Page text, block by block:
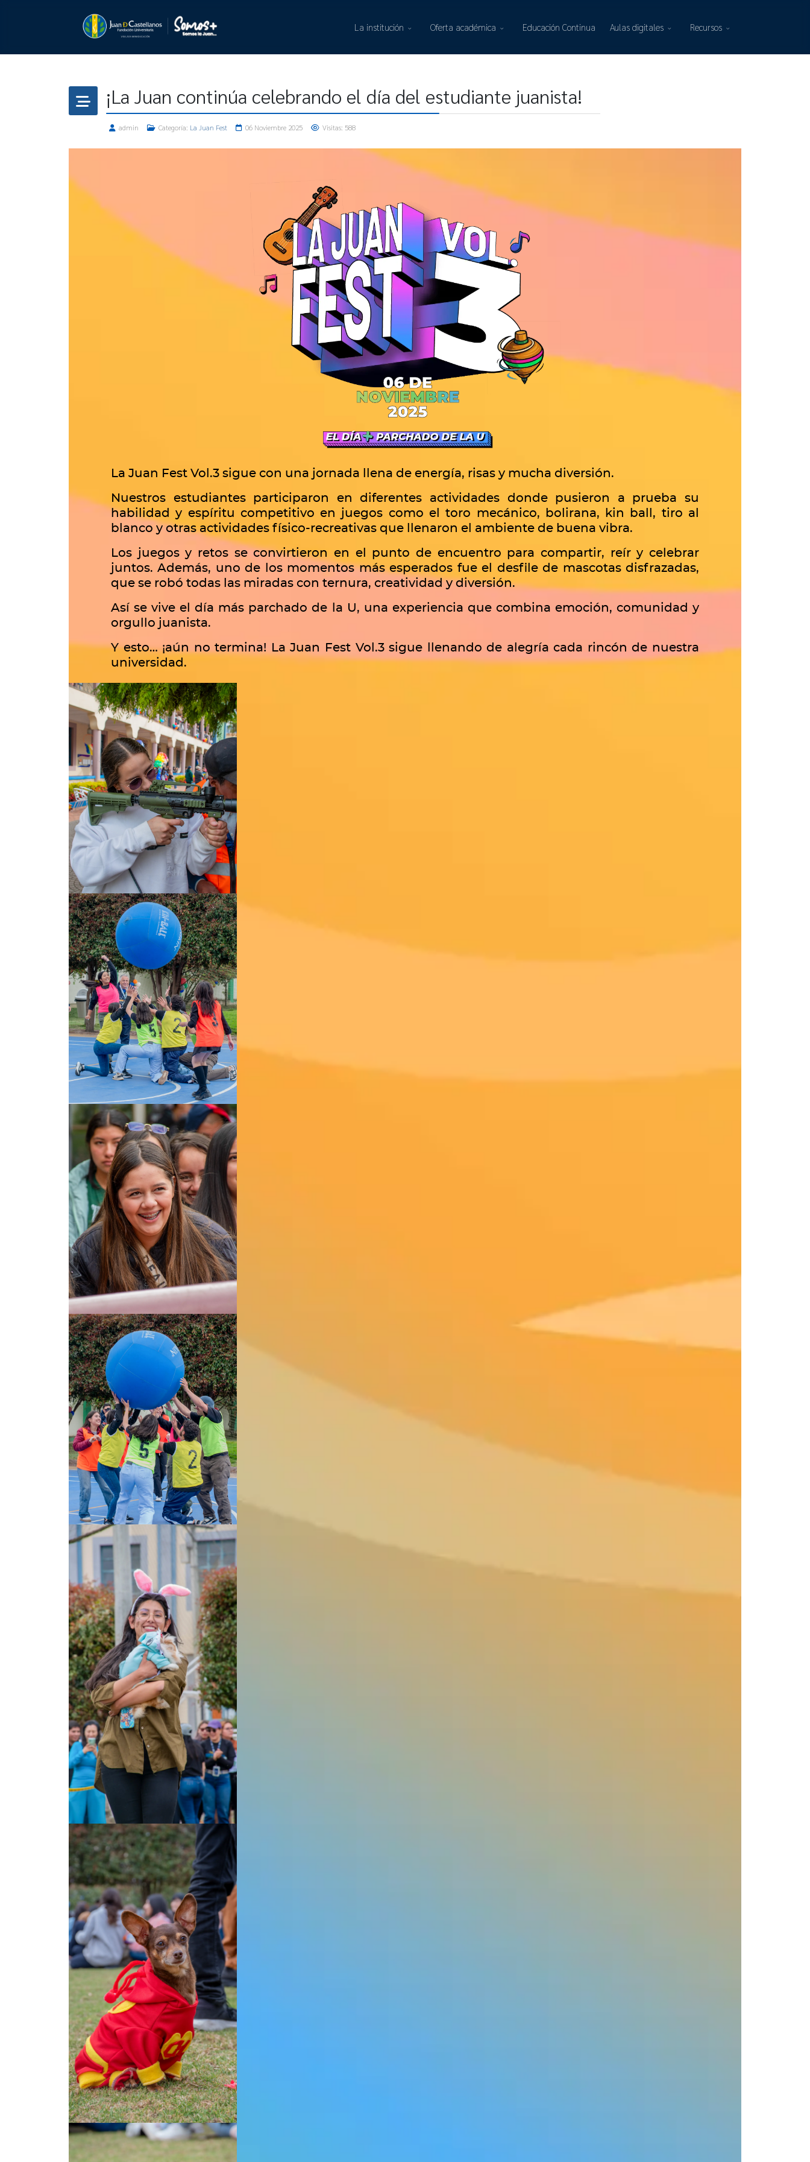
La institución Oferta académica Educación Continua Aulas digitales Recursos
¡La Juan continúa celebrando el día del estudiante juanista!
admin Categoría: La Juan Fest 06 Noviembre 2025 Visitas: 588
La Juan Fest Vol.3 sigue con una jornada llena de energía, risas y mucha diversión.
Nuestros estudiantes participaron en diferentes actividades donde pusieron a prueba su
habilidad y espíritu competitivo en juegos como el toro mecánico, bolirana, kin ball, tiro al
blanco y otras actividades físico-recreativas que llenaron el ambiente de buena vibra.
Los juegos y retos se convirtieron en el punto de encuentro para compartir, reír y celebrar
juntos. Además, uno de los momentos más esperados fue el desfile de mascotas disfrazadas,
que se robó todas las miradas con ternura, creatividad y diversión.
Así se vive el día más parchado de la U, una experiencia que combina emoción, comunidad y
orgullo juanista.
Y esto… ¡aún no termina! La Juan Fest Vol.3 sigue llenando de alegría cada rincón de nuestra
universidad.